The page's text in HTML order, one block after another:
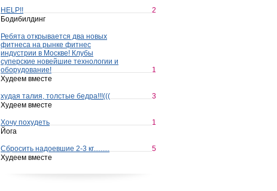
HELP!!
2
Бодибилдинг
Ребята открывается два новых
фитнеса на рынке фитнес
индустрии в Москве! Клубы
суперские новейшие технологии и
оборудование!
1
Худеем вместе
худая талия, толстые бедра!!!(((
3
Худеем вместе
Хочу похудеть
1
Йога
Сбросить надоевшие 2-3 кг.........
5
Худеем вместе